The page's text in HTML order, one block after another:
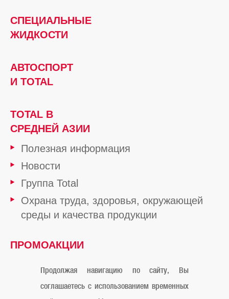
СПЕЦИАЛЬНЫЕ
ЖИДКОСТИ
АВТОСПОРТ
И TOTAL
TOTAL В
СРЕДНЕЙ АЗИИ
Полезная информация
Новости
Группа Total
Охрана труда, здоровья, окружающей
среды и качества продукции
ПРОМОАКЦИИ
Продолжая навигацию по сайту, Вы
соглашаетесь с использованием временных